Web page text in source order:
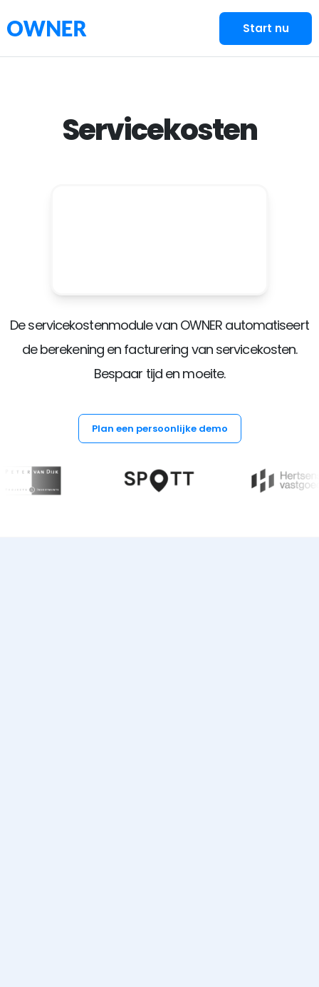
Start nu
Servicekosten
De servicekostenmodule van OWNER automatiseert
de berekening en facturering van servicekosten.
Bespaar tijd en moeite.
Plan een persoonlijke demo